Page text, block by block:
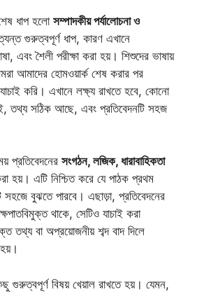
ধাপ হলো সম্পাদকীয় পর্যালোচনা ও
গুরুত্বপূর্ণ ধাপ, কারণ এখানে
এবং শৈলী পরীক্ষা করা হয়। শিশুদের ভাষায়
আমাদের হোমওয়ার্ক শেষ করার পর
করি। এখানে লক্ষ্য রাখতে হবে, কোনো
তথ্য সঠিক আছে, এবং প্রতিবেদনটি সহজ
প্রতিবেদনের সংগঠন, লজিক, ধারাবাহিকতা
হয়। এটি নিশ্চিত করে যে পাঠক প্রথম
সহজে বুঝতে পারবে। এছাড়া, প্রতিবেদনের
থাকে, সেটিও যাচাই করা
বা অপ্রয়োজনীয় শব্দ বাদ দিলে
গুরুত্বপূর্ণ বিষয় খেয়াল রাখতে হয়। যেমন,